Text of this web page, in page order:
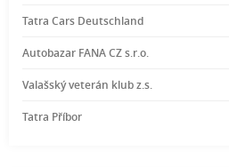
Tatra Cars Deutschland
Autobazar FANA CZ s.r.o.
Valašský veterán klub z.s.
Tatra Příbor